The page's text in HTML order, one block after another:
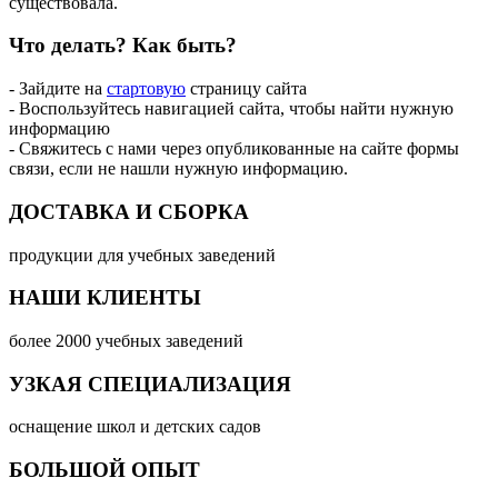
Что делать? Как быть?
- Зайдите на стартовую страницу сайта
- Воспользуйтесь навигацией сайта, чтобы найти нужную
информацию
- Свяжитесь с нами через опубликованные на сайте формы
связи, если не нашли нужную информацию.
ДОСТАВКА И СБОРКА
продукции для учебных заведений
НАШИ КЛИЕНТЫ
более 2000 учебных заведений
УЗКАЯ СПЕЦИАЛИЗАЦИЯ
оснащение школ и детских садов
БОЛЬШОЙ ОПЫТ